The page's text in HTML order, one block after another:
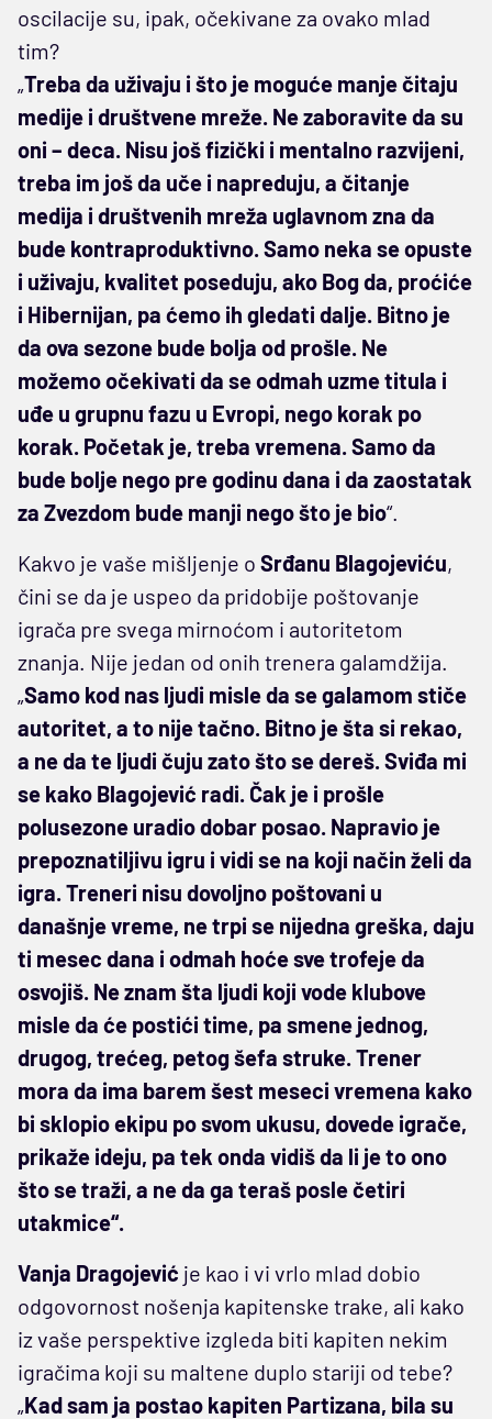
oscilacije su, ipak, očekivane za ovako mlad
tim?
„Treba da uživaju i što je moguće manje čitaju
medije i društvene mreže. Ne zaboravite da su
oni – deca. Nisu još fizički i mentalno razvijeni,
treba im još da uče i napreduju, a čitanje
medija i društvenih mreža uglavnom zna da
bude kontraproduktivno. Samo neka se opuste
i uživaju, kvalitet poseduju, ako Bog da, proćiće
i Hibernijan, pa ćemo ih gledati dalje. Bitno je
da ova sezone bude bolja od prošle. Ne
možemo očekivati da se odmah uzme titula i
uđe u grupnu fazu u Evropi, nego korak po
korak. Početak je, treba vremena. Samo da
bude bolje nego pre godinu dana i da zaostatak
za Zvezdom bude manji nego što je bio“.
Kakvo je vaše mišljenje o Srđanu Blagojeviću,
čini se da je uspeo da pridobije poštovanje
igrača pre svega mirnoćom i autoritetom
znanja. Nije jedan od onih trenera galamdžija.
„Samo kod nas ljudi misle da se galamom stiče
autoritet, a to nije tačno. Bitno je šta si rekao,
a ne da te ljudi čuju zato što se dereš. Sviđa mi
se kako Blagojević radi. Čak je i prošle
polusezone uradio dobar posao. Napravio je
prepoznatiljivu igru i vidi se na koji način želi da
igra. Treneri nisu dovoljno poštovani u
današnje vreme, ne trpi se nijedna greška, daju
ti mesec dana i odmah hoće sve trofeje da
osvojiš. Ne znam šta ljudi koji vode klubove
misle da će postići time, pa smene jednog,
drugog, trećeg, petog šefa struke. Trener
mora da ima barem šest meseci vremena kako
bi sklopio ekipu po svom ukusu, dovede igrače,
prikaže ideju, pa tek onda vidiš da li je to ono
što se traži, a ne da ga teraš posle četiri
utakmice“.
Vanja Dragojević je kao i vi vrlo mlad dobio
odgovornost nošenja kapitenske trake, ali kako
iz vaše perspektive izgleda biti kapiten nekim
igračima koji su maltene duplo stariji od tebe?
„Kad sam ja postao kapiten Partizana, bila su